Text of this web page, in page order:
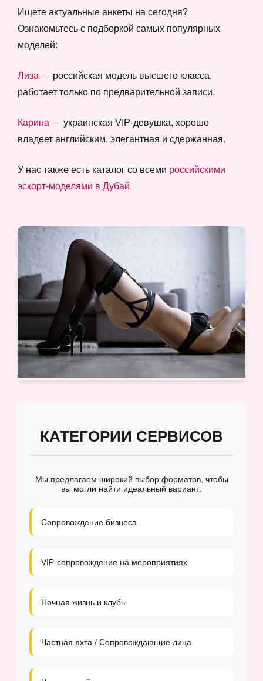
Ищете актуальные анкеты на сегодня?
Ознакомьтесь с подборкой самых популярных
моделей:
Лиза — российская модель высшего класса,
работает только по предварительной записи.
Карина — украинская VIP-девушка, хорошо
владеет английским, элегантная и сдержанная.
У нас также есть каталог со всеми российскими
эскорт-моделями в Дубай
КАТЕГОРИИ СЕРВИСОВ
Мы предлагаем широкий выбор форматов, чтобы
вы могли найти идеальный вариант:
Сопровождение бизнеса
VIP-сопровождение на мероприятиях
Ночная жизнь и клубы
Частная яхта / Сопровождающие лица